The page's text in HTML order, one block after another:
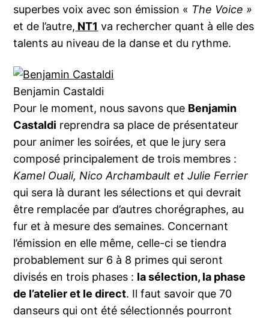
superbes voix avec son émission « The Voice »
et de l’autre, NT1 va rechercher quant à elle des
talents au niveau de la danse et du rythme.
Benjamin Castaldi
Pour le moment, nous savons que Benjamin
Castaldi reprendra sa place de présentateur
pour animer les soirées, et que le jury sera
composé principalement de trois membres :
Kamel Ouali, Nico Archambault et Julie Ferrier
qui sera là durant les sélections et qui devrait
être remplacée par d’autres chorégraphes, au
fur et à mesure des semaines. Concernant
l’émission en elle même, celle-ci se tiendra
probablement sur 6 à 8 primes qui seront
divisés en trois phases : la sélection, la phase
de l’atelier et le direct. Il faut savoir que 70
danseurs qui ont été sélectionnés pourront